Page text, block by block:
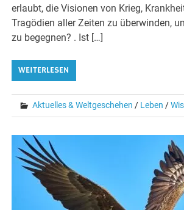
erlaubt, die Visionen von Krieg,
Tragödien aller Zeiten zu überwinden,
zu begegnen? . Ist […]
WEITERLESEN
Aktuelles & Weltgeschehen / Leben /